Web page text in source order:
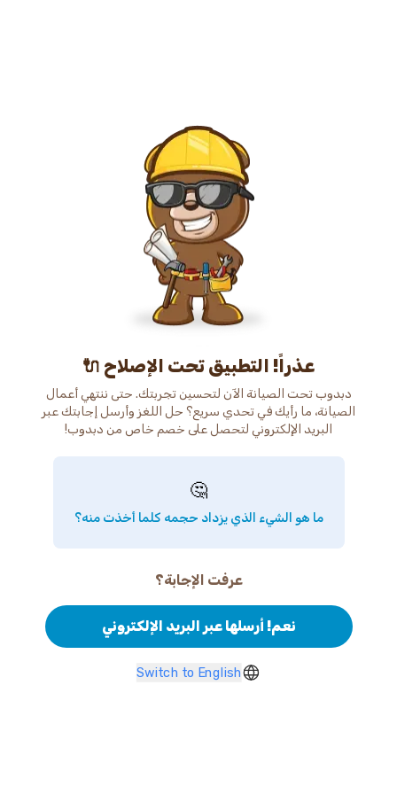
عذراً! التطبيق تحت الإصلاح 🔌
دبدوب تحت الصيانة الآن لتحسين تجربتك. حتى ننتهي أعمال
الصيانة، ما رأيك في تحدي سريع؟ حل اللغز وأرسل إجابتك عبر
البريد الإلكتروني لتحصل على خصم خاص من دبدوب!
🤔
ما هو الشيء الذي يزداد حجمه كلما أخذت منه؟
عرفت الإجابة؟
نعم! أرسلها عبر البريد الإلكتروني
Switch to English